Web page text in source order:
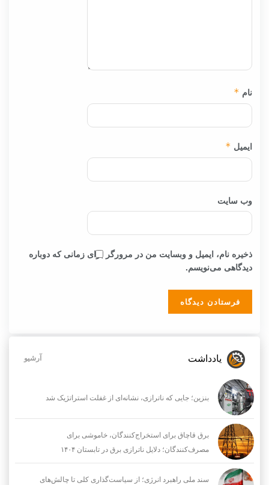
نام *
ایمیل *
وب‌ سایت
ذخیره نام، ایمیل و وبسایت من در مرورگر برای زمانی که دوباره
دیدگاهی می‌نویسم.
یادداشت آرشیو
بنزین؛ جایی که ناترازی، نشانه‌ای از غفلت استراتژیک شد
برق قاچاق برای استخراج‌کنندگان، خاموشی برای
مصرف‌کنندگان؛ دلایل ناترازی برق در تابستان ۱۴۰۴
سند ملی راهبرد انرژی؛ از سیاست‌گذاری کلی تا چالش‌های